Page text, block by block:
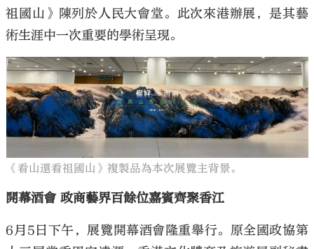
祖國山》陳列於人民大會堂。此次來港辦展，是其藝
術生涯中一次重要的學術呈現。
《看山還看祖國山》複製品為本次展覽主背景。
開幕酒會 政商藝界百餘位嘉賓齊聚香江
6月5日下午，展覽開幕酒會隆重舉行。原全國政協第